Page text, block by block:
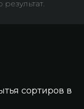
результат.
сортиров в